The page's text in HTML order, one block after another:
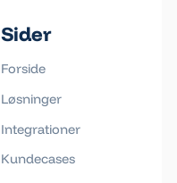
Sider
Forside
Løsninger
Integrationer
Kundecases